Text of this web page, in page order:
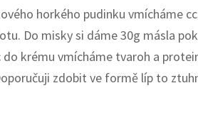
horkého pudinku vmícháme
Do misky si dáme 30g másla
do krému vmícháme tvaroh a
zdobit ve formě líp to